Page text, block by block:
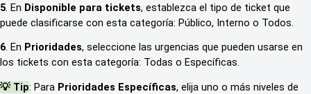
5. En Disponible para tickets, establezca el tipo de ticket que
puede clasificarse con esta categoría: Público, Interno o Todos.
6. En Prioridades, seleccione las urgencias que pueden usarse en
los tickets con esta categoría: Todas o Específicas.
💡 Tip: Para Prioridades Específicas, elija uno o más niveles de